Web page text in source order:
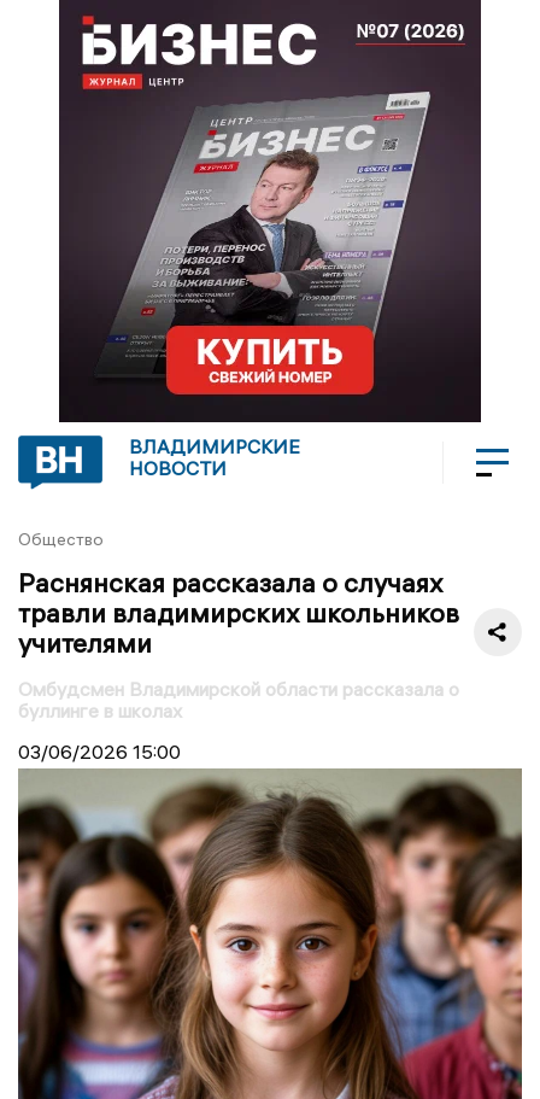
ВЛАДИМИРСКИЕ
НОВОСТИ
Общество
Раснянская рассказала о случаях
травли владимирских школьников
учителями
Омбудсмен Владимирской области рассказала о
буллинге в школах
03/06/2026 15:00